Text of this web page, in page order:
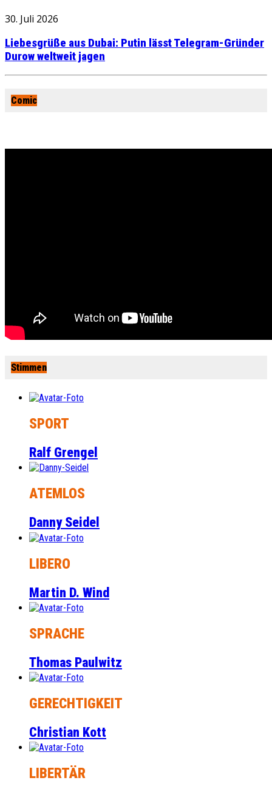
30. Juli 2026
Liebesgrüße aus Dubai: Putin lässt Telegram-Gründer
Durow weltweit jagen
Comic
Stimmen
SPORT
Ralf Grengel
ATEMLOS
Danny Seidel
LIBERO
Martin D. Wind
SPRACHE
Thomas Paulwitz
GERECHTIGKEIT
Christian Kott
LIBERTÄR